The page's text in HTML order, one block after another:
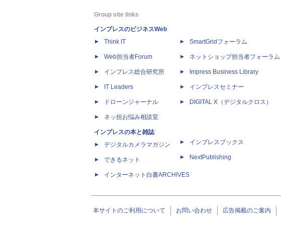
Group site links
インプレスのビジネスWeb
Think IT
Web担当者Forum
インプレス総合研究所
IT Leaders
ドローンジャーナル
ネッ担お悩み相談室
インプレスの本と雑誌
デジタルカメラマガジン
できるネット
インターネット白書ARCHIVES
SmartGridフォーラム
ネットショップ担当者フォーラム
Impress Business Library
インプレスセミナー
DIGITAL X（デジタルクロス）
インプレスブックス
NextPublishing
本サイトのご利用について お問い合わせ 広告掲載のご案内